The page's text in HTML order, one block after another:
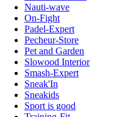
Nauti-wave
On-Fight
Padel-Expert
Pecheur-Store
Pet and Garden
Slowood Interior
Smash-Expert
Sneak'In
Sneakids
Sport is good